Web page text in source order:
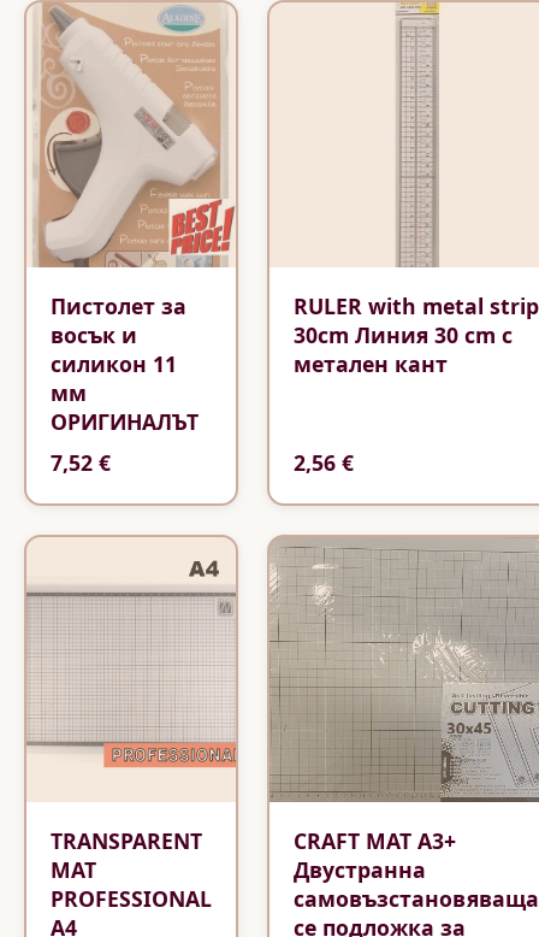
Пистолет за
восък и
силикон 11
мм
ОРИГИНАЛЪТ
7,52 €
RULER with metal strip
30cm Линия 30 cm с
метален кант
2,56 €
TRANSPARENT
MAT
PROFESSIONAL
A4
CRAFT MAT A3+
Двустранна
самовъзстановяваща
се подложка за